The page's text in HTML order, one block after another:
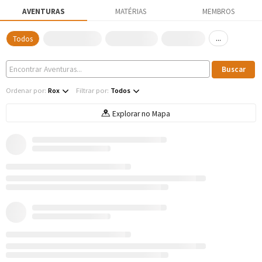
AVENTURAS MATÉRIAS MEMBROS
Todos ...
Ordenar por: Rox Filtrar por: Todos
Explorar no Mapa